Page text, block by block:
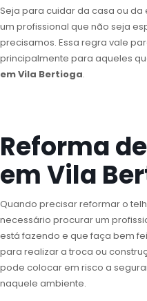
Seja para cuidar da casa ou
um profissional que não seja
precisamos. Essa regra vale
principalmente para aqueles
em Vila Bertioga.
Reforma
em Vila
Quando precisar reformar o
necessário procurar um
está fazendo e que faça bem
para realizar a troca ou
pode colocar em risco a
naquele ambiente.